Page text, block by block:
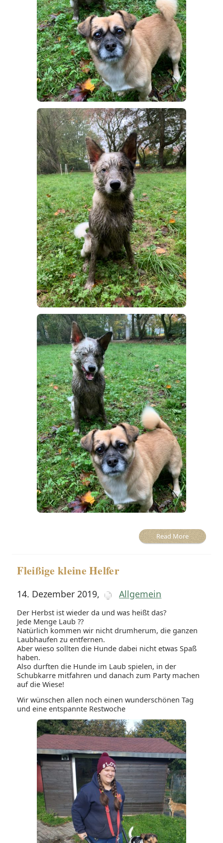
Read More
Fleißige kleine Helfer
14. Dezember 2019, Allgemein
Der Herbst ist wieder da und was heißt das?
Jede Menge Laub ??
Natürlich kommen wir nicht drumherum, die ganzen
Laubhaufen zu entfernen.
Aber wieso sollten die Hunde dabei nicht etwas Spaß
haben.
Also durften die Hunde im Laub spielen, in der
Schubkarre mitfahren und danach zum Party machen
auf die Wiese!
Wir wünschen allen noch einen wunderschönen Tag
und eine entspannte Restwoche